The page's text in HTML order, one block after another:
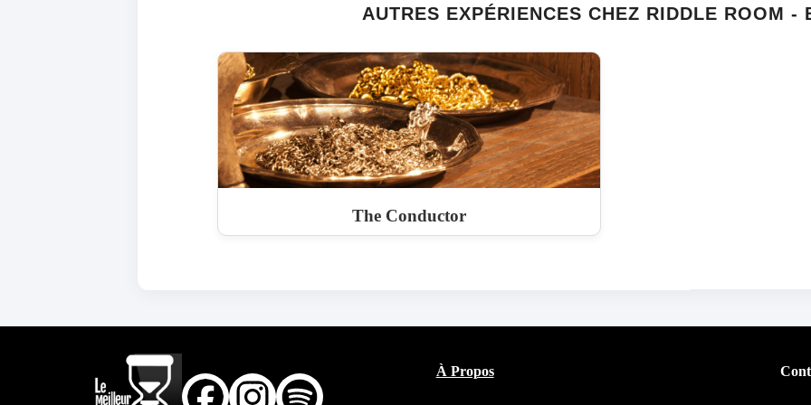
AUTRES EXPÉRIENCES CHEZ RIDDLE ROOM -
The Conductor
À Propos